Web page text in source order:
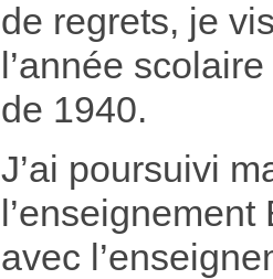
de regrets, je
l’année
de 1940.
J’ai poursuivi
avec